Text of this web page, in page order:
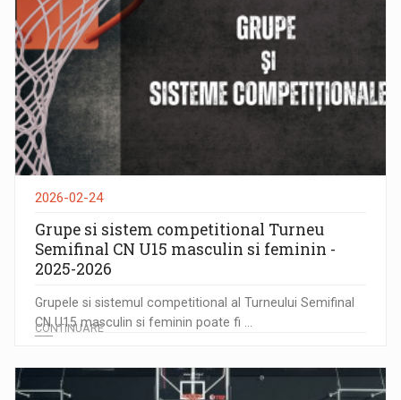
2026-02-24
Grupe si sistem competitional Turneu
Semifinal CN U15 masculin si feminin -
2025-2026
Grupele si sistemul competitional al Turneului Semifinal
CN U15 masculin si feminin poate fi ...
CONTINUARE